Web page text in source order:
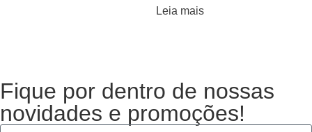
Leia mais
Fique por dentro de nossas
novidades e promoções!